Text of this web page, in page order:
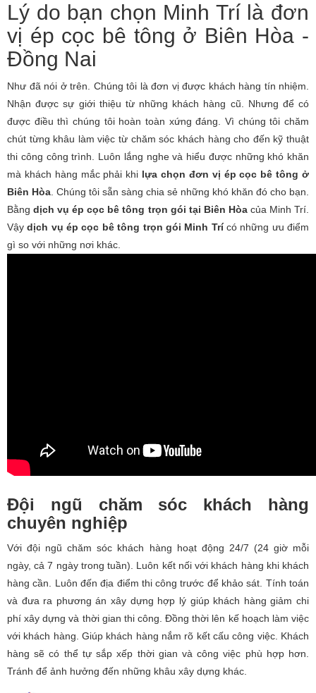
Lý do bạn chọn Minh Trí là đơn
vị ép cọc bê tông ở Biên Hòa -
Đồng Nai
Như đã nói ở trên. Chúng tôi là đơn vị được khách hàng tín nhiệm.
Nhận được sự giới thiệu từ những khách hàng cũ. Nhưng để có
được điều thì chúng tôi hoàn toàn xứng đáng. Vì chúng tôi chăm
chút từng khâu làm việc từ chăm sóc khách hàng cho đến kỹ thuật
thi công công trình. Luôn lắng nghe và hiểu được những khó khăn
mà khách hàng mắc phải khi lựa chọn đơn vị ép cọc bê tông ở
Biên Hòa. Chúng tôi sẵn sàng chia sẻ những khó khăn đó cho bạn.
Bằngdịch vụ ép cọc bê tông trọn gói tại Biên Hòacủa Minh Trí.
Vậydịch vụ ép cọc bê tông trọn gói Minh Trícó những ưu điểm
gì so với những nơi khác.
Đội ngũ chăm sóc khách hàng
chuyên nghiệp
Với đội ngũ chăm sóc khách hàng hoạt động 24/7 (24 giờ mỗi
ngày, cả 7 ngày trong tuần). Luôn kết nối với khách hàng khi khách
hàng cần. Luôn đến địa điểm thi công trước để khảo sát. Tính toán
và đưa ra phương án xây dựng hợp lý giúp khách hàng giảm chi
phí xây dựng và thời gian thi công. Đồng thời lên kế hoạch làm việc
với khách hàng. Giúp khách hàng nắm rõ kết cấu công việc. Khách
hàng sẽ có thể tự sắp xếp thời gian và công việc phù hợp hơn.
Tránh để ảnh hưởng đến những khâu xây dựng khác.